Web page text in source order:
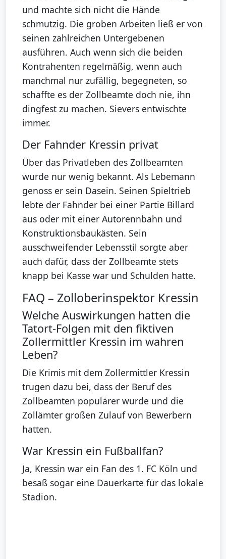
und machte sich nicht die Hände
schmutzig. Die groben Arbeiten ließ er von
seinen zahlreichen Untergebenen
ausführen. Auch wenn sich die beiden
Kontrahenten regelmäßig, wenn auch
manchmal nur zufällig, begegneten, so
schaffte es der Zollbeamte doch nie, ihn
dingfest zu machen. Sievers entwischte
immer.
Der Fahnder Kressin privat
Über das Privatleben des Zollbeamten
wurde nur wenig bekannt. Als Lebemann
genoss er sein Dasein. Seinen Spieltrieb
lebte der Fahnder bei einer Partie Billard
aus oder mit einer Autorennbahn und
Konstruktionsbaukästen. Sein
ausschweifender Lebensstil sorgte aber
auch dafür, dass der Zollbeamte stets
knapp bei Kasse war und Schulden hatte.
FAQ – Zolloberinspektor Kressin
Welche Auswirkungen hatten die
Tatort-Folgen mit den fiktiven
Zollermittler Kressin im wahren
Leben?
Die Krimis mit dem Zollermittler Kressin
trugen dazu bei, dass der Beruf des
Zollbeamten populärer wurde und die
Zollämter großen Zulauf von Bewerbern
hatten.
War Kressin ein Fußballfan?
Ja, Kressin war ein Fan des 1. FC Köln und
besaß sogar eine Dauerkarte für das lokale
Stadion.